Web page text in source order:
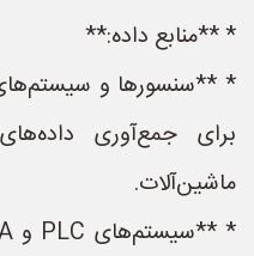
* **منابع داده:**
ماشین‌آلات.